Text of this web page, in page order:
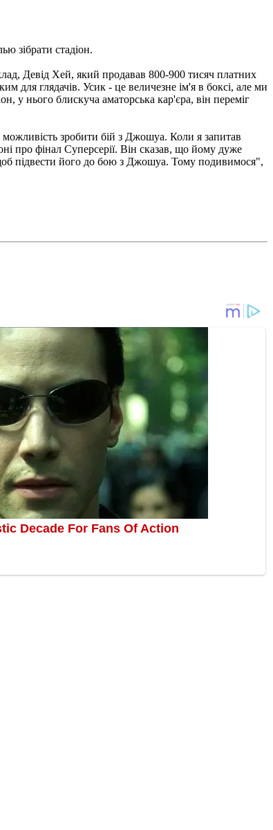
зібрати стадіон.
Девід Хей, який продавав 800-900 тисяч платних
для глядачів. Усик - це величезне ім'я в боксі, але ми
у нього блискуча аматорська кар'єра, він переміг
зробити бій з Джошуа. Коли я запитав
про фінал Суперсерії. Він сказав, що йому дуже
підвести його до бою з Джошуа. Тому подивимося",